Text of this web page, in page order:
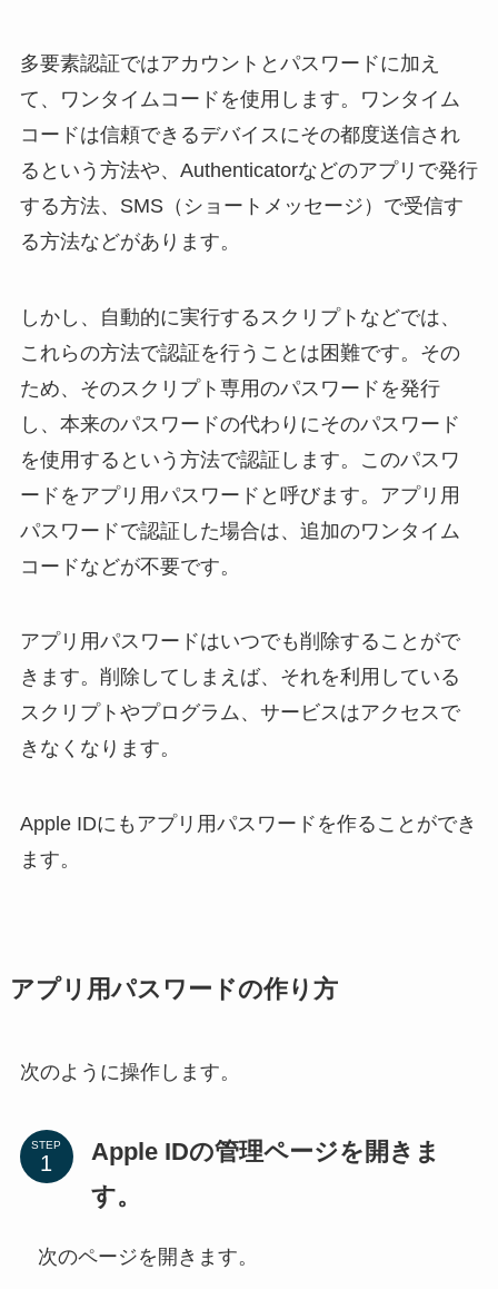
多要素認証ではアカウントとパスワードに加え
て、ワンタイムコードを使用します。ワンタイム
コードは信頼できるデバイスにその都度送信され
るという方法や、Authenticatorなどのアプリで発行
する方法、SMS（ショートメッセージ）で受信す
る方法などがあります。
しかし、自動的に実行するスクリプトなどでは、
これらの方法で認証を行うことは困難です。その
ため、そのスクリプト専用のパスワードを発行
し、本来のパスワードの代わりにそのパスワード
を使用するという方法で認証します。このパスワ
ードをアプリ用パスワードと呼びます。アプリ用
パスワードで認証した場合は、追加のワンタイム
コードなどが不要です。
アプリ用パスワードはいつでも削除することがで
きます。削除してしまえば、それを利用している
スクリプトやプログラム、サービスはアクセスで
きなくなります。
Apple IDにもアプリ用パスワードを作ることができ
ます。
アプリ用パスワードの作り方
次のように操作します。
STEP
Apple IDの管理ページを開きま
す。
次のページを開きます。